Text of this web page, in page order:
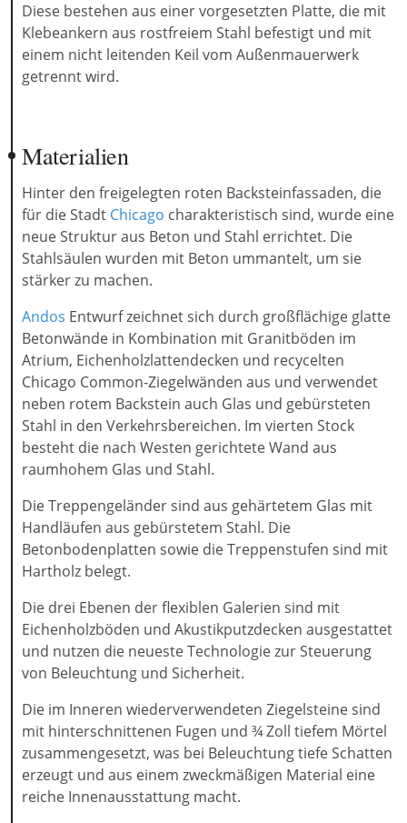
Diese bestehen aus einer vorgesetzten Platte, die mit
Klebeankern aus rostfreiem Stahl befestigt und mit
einem nicht leitenden Keil vom Außenmauerwerk
getrennt wird.
Materialien
Hinter den freigelegten roten Backsteinfassaden, die
für die Stadt Chicago charakteristisch sind, wurde eine
neue Struktur aus Beton und Stahl errichtet. Die
Stahlsäulen wurden mit Beton ummantelt, um sie
stärker zu machen.
Andos Entwurf zeichnet sich durch großflächige glatte
Betonwände in Kombination mit Granitböden im
Atrium, Eichenholzlattendecken und recycelten
Chicago Common-Ziegelwänden aus und verwendet
neben rotem Backstein auch Glas und gebürsteten
Stahl in den Verkehrsbereichen. Im vierten Stock
besteht die nach Westen gerichtete Wand aus
raumhohem Glas und Stahl.
Die Treppengeländer sind aus gehärtetem Glas mit
Handläufen aus gebürstetem Stahl. Die
Betonbodenplatten sowie die Treppenstufen sind mit
Hartholz belegt.
Die drei Ebenen der flexiblen Galerien sind mit
Eichenholzböden und Akustikputzdecken ausgestattet
und nutzen die neueste Technologie zur Steuerung
von Beleuchtung und Sicherheit.
Die im Inneren wiederverwendeten Ziegelsteine sind
mit hinterschnittenen Fugen und ¾ Zoll tiefem Mörtel
zusammengesetzt, was bei Beleuchtung tiefe Schatten
erzeugt und aus einem zweckmäßigen Material eine
reiche Innenausstattung macht.